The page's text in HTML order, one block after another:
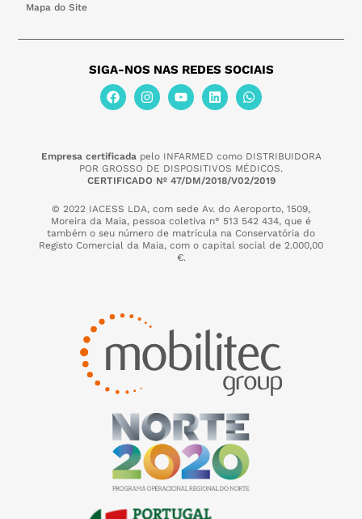
Mapa do Site
SIGA-NOS NAS REDES SOCIAIS
Empresa certificadapelo INFARMED como DISTRIBUIDORA
POR GROSSO DE DISPOSITIVOS MÉDICOS.
CERTIFICADO Nº 47/DM/2018/V02/2019
© 2022 IACESS LDA, com sede Av. do Aeroporto, 1509,
Moreira da Maia, pessoa coletiva n° 513 542 434, que é
também o seu número de matrícula na Conservatória do
Registo Comercial da Maia, com o capital social de 2.000,00
€.